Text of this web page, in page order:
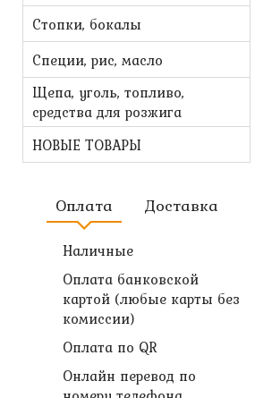
Стопки, бокалы
Специи, рис, масло
Щепа, уголь, топливо,
средства для розжига
НОВЫЕ ТОВАРЫ
Оплата Доставка
Наличные
Оплата банковской
картой (любые карты без
комиссии)
Оплата по QR
Онлайн перевод по